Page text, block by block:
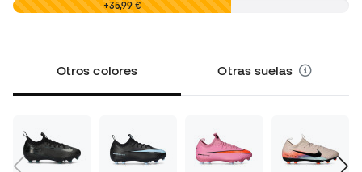
0,00 € +35,99 €
Otros colores Otras suelas